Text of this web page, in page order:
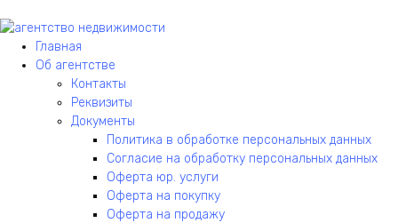
Главная
Об агентстве
Контакты
Реквизиты
Документы
Политика в обработке персональных данных
Согласие на обработку персональных данных
Оферта юр. услуги
Оферта на покупку
Оферта на продажу